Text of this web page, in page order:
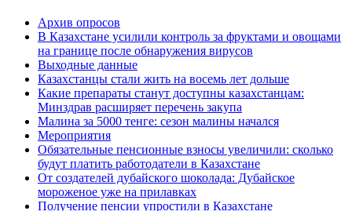
Архив опросов
В Казахстане усилили контроль за фруктами и овощами
на границе после обнаружения вирусов
Выходные данные
Казахстанцы стали жить на восемь лет дольше
Какие препараты станут доступны казахстанцам:
Минздрав расширяет перечень закупа
Малина за 5000 тенге: сезон малины начался
Мероприятия
Обязательные пенсионные взносы увеличили: сколько
будут платить работодатели в Казахстане
От создателей дубайского шоколада: Дубайское
мороженое уже на прилавках
Получение пенсии упростили в Казахстане